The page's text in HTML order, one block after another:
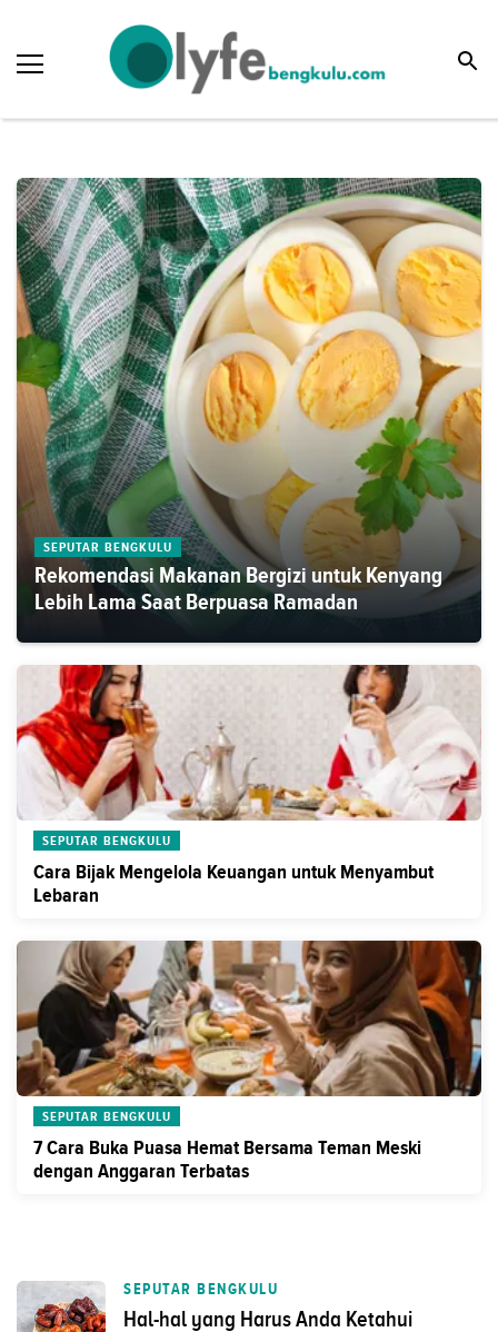
SEPUTAR BENGKULU
Rekomendasi Makanan Bergizi untuk Kenyang
Lebih Lama Saat Berpuasa Ramadan
SEPUTAR BENGKULU
Cara Bijak Mengelola Keuangan untuk Menyambut
Lebaran
SEPUTAR BENGKULU
7 Cara Buka Puasa Hemat Bersama Teman Meski
dengan Anggaran Terbatas
SEPUTAR BENGKULU
Hal-hal yang Harus Anda Ketahui